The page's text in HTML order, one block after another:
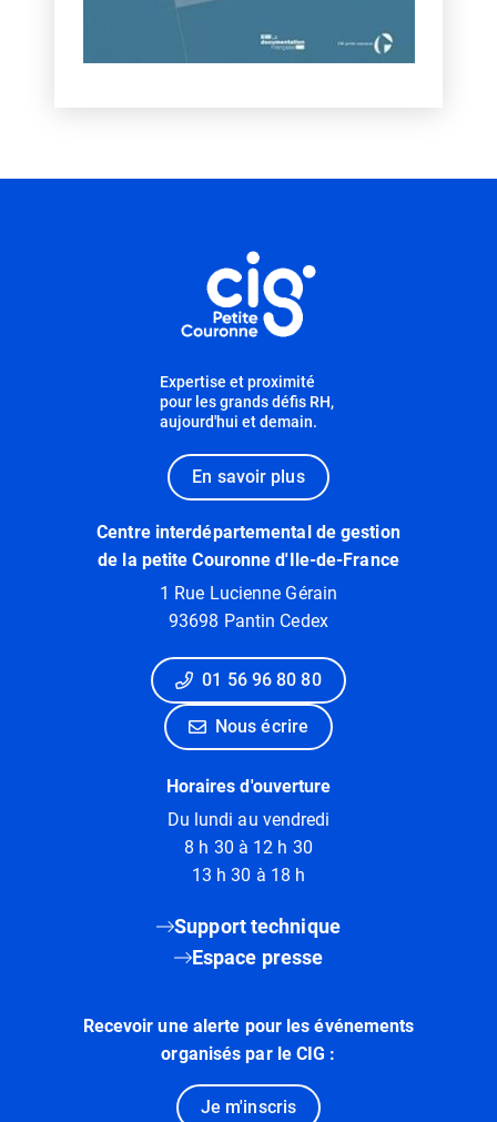
Expertise et proximité
pour les grands défis RH,
aujourd'hui et demain.
En savoir plus
Centre interdépartemental de gestion
de la petite Couronne d'Ile-de-France
1 Rue Lucienne Gérain
93698 Pantin Cedex
01 56 96 80 80
Nous écrire
Horaires d'ouverture
Du lundi au vendredi
8 h 30 à 12 h 30
13 h 30 à 18 h
Support technique
Espace presse
Recevoir une alerte pour les événements
organisés par le CIG :
Je m'inscris